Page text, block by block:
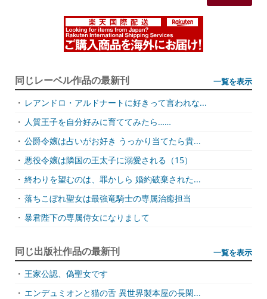
同じレーベル作品の最新刊 一覧を表示
・ レアンドロ・アルドナートに好きって言われな...
・ 人質王子を自分好みに育ててみたら……
・ 公爵令嬢は占いがお好き うっかり当てたら貴...
・ 悪役令嬢は隣国の王太子に溺愛される（15）
・ 終わりを望むのは、罪かしら 婚約破棄された...
・ 落ちこぼれ聖女は最強竜騎士の専属治癒担当
・ 暴君陛下の専属侍女になりまして
同じ出版社作品の最新刊 一覧を表示
・ 王家公認、偽聖女です
・ エンデュミオンと猫の舌 異世界製本屋の長閑...